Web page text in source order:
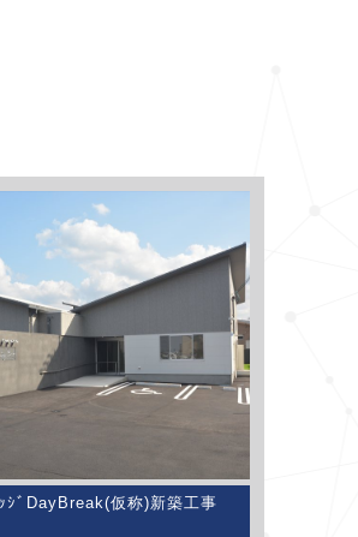
ｼﾞDayBreak(仮称)新築工事